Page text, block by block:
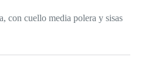
con cuello media polera y sisas